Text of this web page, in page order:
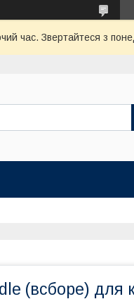
час. Звертайтеся з
(всборе) для